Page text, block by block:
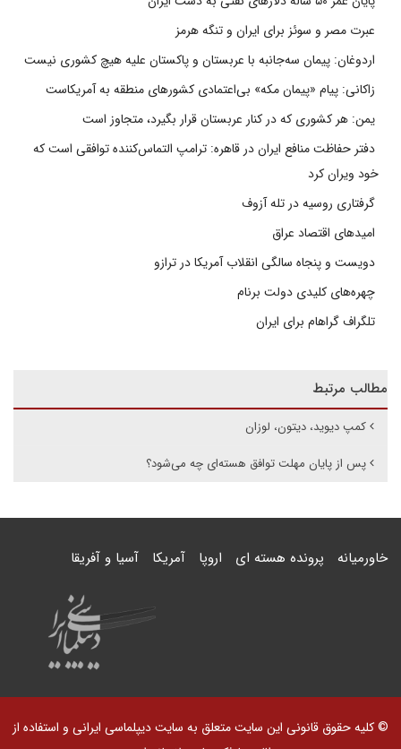
عبرت مصر و سوئز برای ایران و تنگه هرمز
اردوغان: پیمان سه‌جانبه با عربستان و پاکستان علیه هیچ کشوری نیست
زاکانی: پیام «پیمان مکه» بی‌اعتمادی کشورهای منطقه به آمریکاست
یمن: هر کشوری که در کنار عربستان قرار بگیرد، متجاوز است
دفتر حفاظت منافع ایران در قاهره: ترامپ التماس‌کننده توافقی است که
خود ویران کرد
گرفتاری روسیه در تله آزوف
امیدهای اقتصاد عراق
دویست و پنجاه سالگی انقلاب آمریکا در ترازو
چهره‌های کلیدی دولت برنام
تلگراف گراهام برای ایران
مطالب مرتبط
کمپ دیوید، دیتون، لوزان
پس از پایان مهلت توافق هسته‌ای چه می‌شود؟
خاورمیانه پرونده هسته ای اروپا آمریکا آسیا و آفریقا
© کلیه حقوق قانونی این سایت متعلق به سایت دیپلماسی ایرانی و استفاده از